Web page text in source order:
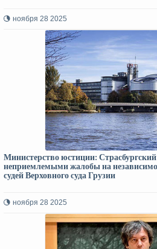
ноября 28 2025
Министерство юстиции: Страсбургский
неприемлемыми жалобы на
судей Верховного суда Грузии
ноября 28 2025